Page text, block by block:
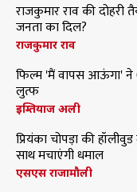
राजकुमार राव की दोहरी
जनता का दिल?
राजकुमार राव
फिल्म 'मैं वापस आऊंगा' ने
लुत्फ
इम्तियाज अली
प्रियंका चोपड़ा की
साथ मचाएंगी धमाल
एसएस राजामौली